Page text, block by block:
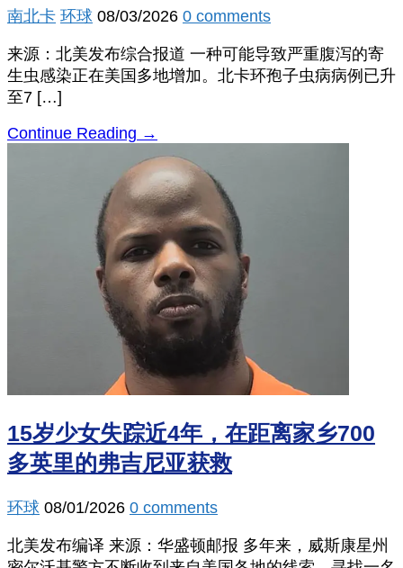
南北卡 环球 08/03/2026 0 comments
来源：北美发布综合报道 一种可能导致严重腹泻的寄
生虫感染正在美国多地增加。北卡环孢子虫病病例已升
至7 […]
Continue Reading →
15岁少女失踪近4年，在距离家乡700
多英里的弗吉尼亚获救
环球 08/01/2026 0 comments
北美发布编译 来源：华盛顿邮报 多年来，威斯康星州